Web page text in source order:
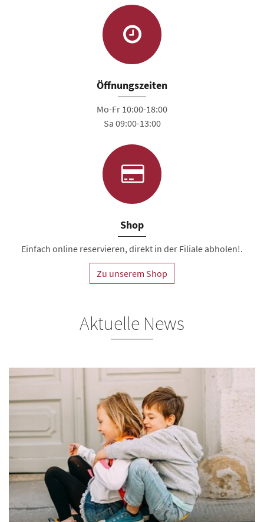
Öffnungszeiten
Mo-Fr 10:00-18:00
Sa 09:00-13:00
Shop
Einfach online reservieren, direkt in der Filiale abholen!.
Zu unserem Shop
Aktuelle News